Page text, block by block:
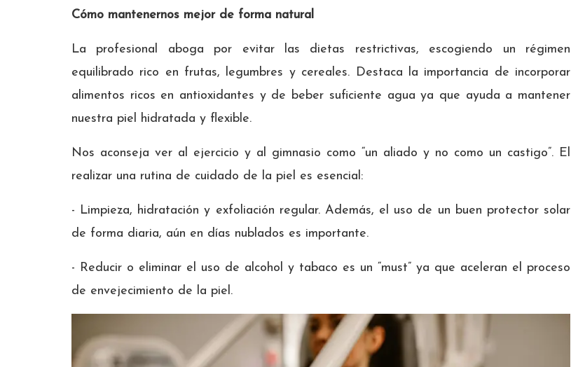
Cómo mantenernos mejor de forma natural
La profesional aboga por evitar las dietas restrictivas, escogiendo un régimen
equilibrado rico en frutas, legumbres y cereales. Destaca la importancia de incorporar
alimentos ricos en antioxidantes y de beber suficiente agua ya que ayuda a mantener
nuestra piel hidratada y flexible.
Nos aconseja ver al ejercicio y al gimnasio como “un aliado y no como un castigo”. El
realizar una rutina de cuidado de la piel es esencial:
- Limpieza, hidratación y exfoliación regular. Además, el uso de un buen protector solar
de forma diaria, aún en días nublados es importante.
- Reducir o eliminar el uso de alcohol y tabaco es un “must” ya que aceleran el proceso
de envejecimiento de la piel.